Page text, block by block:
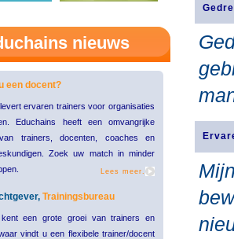
nieuws
een docent?
ervaren trainers voor organisaties
Educhains heeft een omvangrijke
trainers, docenten, coaches en
Zoek uw match in minder
Lees meer.
Trainingsbureau
kent een grote groei van trainers en
vindt u een flexibele trainer/docent